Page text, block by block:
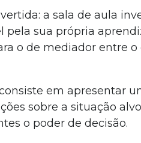
a sala de aula
pela sua própria
o de mediador entre
em apresentar
sobre a situação
o poder de decisão.